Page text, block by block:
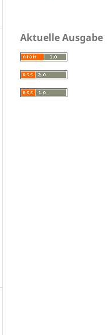
Aktuelle Ausgabe